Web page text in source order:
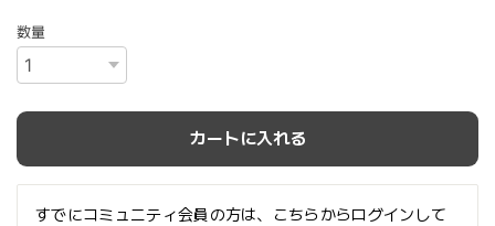
数量
カートに入れる
すでにコミュニティ会員の方は、こちらからログインして